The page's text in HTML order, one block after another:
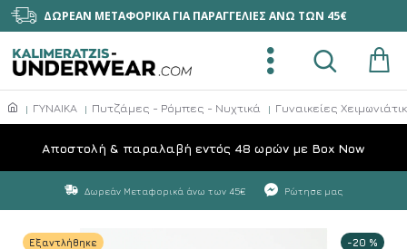
ΔΩΡΕΑΝ ΜΕΤΑΦΟΡΙΚΑ ΓΙΑ ΠΑΡΑΓΓΕΛΙΕΣ ΑΝΩ ΤΩΝ 45€
ΓΥΝΑΙΚΑ Πυτζάμες - Ρόμπες - Νυχτικά Γυναικείες
Aποστολή & παραλαβή εντός 48 ωρών με Box Now
Δωρεάν Μεταφορικά άνω των 45€ Ρώτησε μας
-20 %
Εξαντλήθηκε